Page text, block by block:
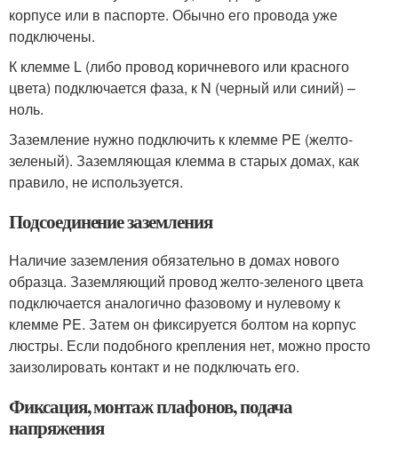
корпусе или в паспорте. Обычно его провода уже
подключены.
К клемме L (либо провод коричневого или красного
цвета) подключается фаза, к N (черный или синий) –
ноль.
Заземление нужно подключить к клемме PE (желто-
зеленый). Заземляющая клемма в старых домах, как
правило, не используется.
Подсоединение заземления
Наличие заземления обязательно в домах нового
образца. Заземляющий провод желто-зеленого цвета
подключается аналогично фазовому и нулевому к
клемме PE. Затем он фиксируется болтом на корпус
люстры. Если подобного крепления нет, можно просто
заизолировать контакт и не подключать его.
Фиксация, монтаж плафонов, подача
напряжения